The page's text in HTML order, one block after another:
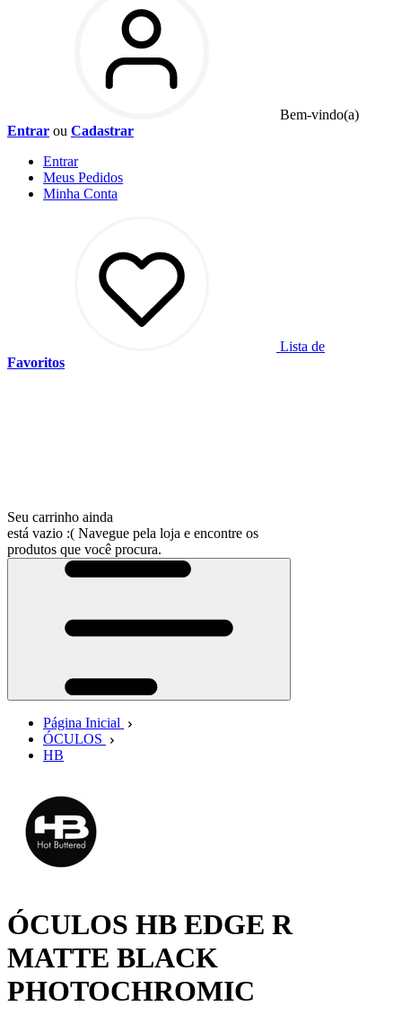
Bem-vindo(a)
Entrar ou Cadastrar
Entrar
Meus Pedidos
Minha Conta
Lista de
Favoritos
Seu carrinho ainda
está vazio :( Navegue pela loja e encontre os
produtos que você procura.
Página Inicial
ÓCULOS
HB
ÓCULOS HB EDGE R
MATTE BLACK
PHOTOCHROMIC